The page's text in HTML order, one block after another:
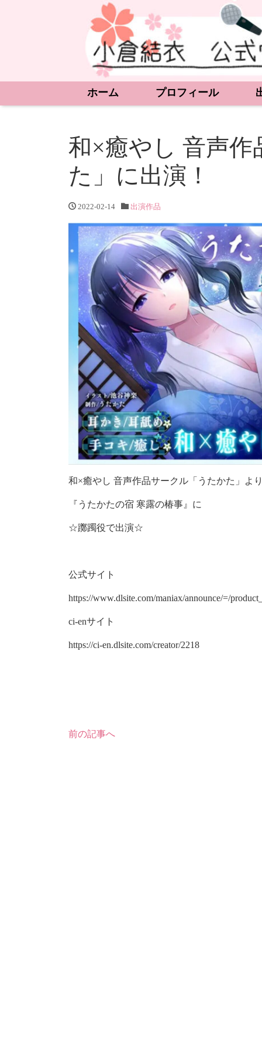
ホーム プロフィール
和×癒やし 音声
た」に出演！
2022-02-14 出演作品
和×癒やし 音声作品サークル「うたかた」よ
『うたかたの宿 寒露の椿事』に
☆躑躅役で出演☆
公式サイト
https://www.dlsite.com/maniax/announce/=/
ci-enサイト
https://ci-en.dlsite.com/creator/2218
前の記事へ